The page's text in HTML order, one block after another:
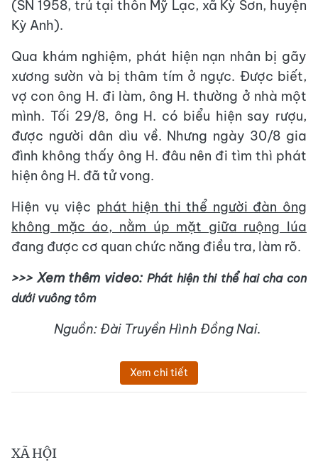
(SN 1958, trú tại thôn Mỹ Lạc, xã Kỳ Sơn, huyện
Kỳ Anh).
Qua khám nghiệm, phát hiện nạn nhân bị gãy
xương sườn và bị thâm tím ở ngực. Được biết,
vợ con ông H. đi làm, ông H. thường ở nhà một
mình. Tối 29/8, ông H. có biểu hiện say rượu,
được người dân dìu về. Nhưng ngày 30/8 gia
đình không thấy ông H. đâu nên đi tìm thì phát
hiện ông H. đã tử vong.
Hiện vụ việc phát hiện thi thể người đàn ông
không mặc áo, nằm úp mặt giữa ruộng lúa
đang được cơ quan chức năng điều tra, làm rõ.
>>> Xem thêm video: Phát hiện thi thể hai cha con
dưới vuông tôm
Nguồn: Đài Truyền Hình Đồng Nai.
Xem chi tiết
XÃ HỘI